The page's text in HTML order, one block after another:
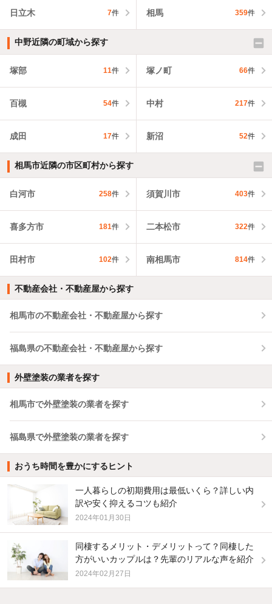
日立木 7件 相馬 359件
中野近隣の町域から探す
塚部 11件 塚ノ町 66件
百槻 54件 中村 217件
成田 17件 新沼 52件
相馬市近隣の市区町村から探す
白河市 258件 須賀川市 403件
喜多方市 181件 二本松市 322件
田村市 102件 南相馬市 814件
不動産会社・不動産屋から探す
相馬市の不動産会社・不動産屋から探す
福島県の不動産会社・不動産屋から探す
外壁塗装の業者を探す
相馬市で外壁塗装の業者を探す
福島県で外壁塗装の業者を探す
おうち時間を豊かにするヒント
一人暮らしの初期費用は最低いくら？詳しい内
訳や安く抑えるコツも紹介
2024年01月30日
同棲するメリット・デメリットって？同棲した
方がいいカップルは？先輩のリアルな声を紹介
2024年02月27日